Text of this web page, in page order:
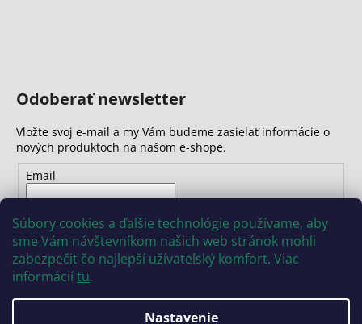
Súbory cookies a ďalšie technológie používame, aby
sme Vám návštevníkom našich web stránok mohli
zabezpečiť čo najlepší užívateľský komfort. Viac
informáciítu.
Nastavenie
Odoberať newsletter
Vložte svoj e-mail a my Vám budeme zasielať informácie o
nových produktoch na našom e-shope.
Email
osobných údajov
PRIHLÁSIŤ SA